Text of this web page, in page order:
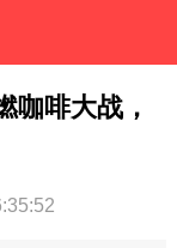
咖啡大战，